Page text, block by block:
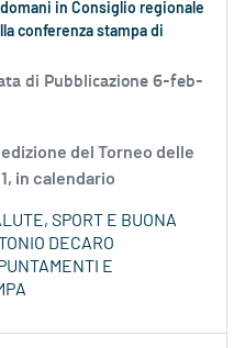
in Consiglio regionale
conferenza stampa di
di Pubblicazione 6-feb-
edizione del Torneo delle
in calendario
SPORT E BUONA
DECARO
E